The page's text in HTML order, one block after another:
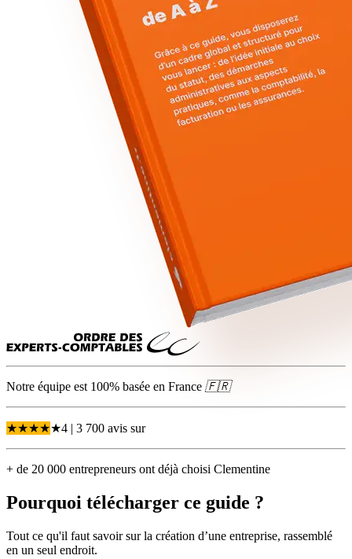
Notre équipe est 100% basée en France 🇫🇷
★★★★★4 | 3 700 avis sur
+ de 20 000 entrepreneurs ont déjà choisi Clementine
Pourquoi télécharger ce guide ?
Tout ce qu'il faut savoir sur la création d’une entreprise, rassemblé
en un seul endroit.